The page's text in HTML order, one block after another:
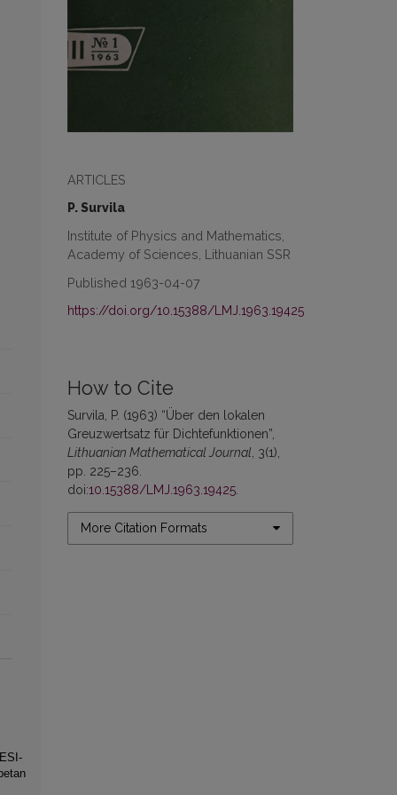
ARTICLES
P. Survila
Institute of Physics and Mathematics,
Academy of Sciences, Lithuanian SSR
Published 1963-04-07
https://doi.org/10.15388/LMJ.1963.19425
How to Cite
Survila, P. (1963) “Über den lokalen
Greuzwertsatz für Dichtefunktionen”,
Lithuanian Mathematical Journal , 3(1),
pp. 225–236.
doi:10.15388/LMJ.1963.19425
More Citation Formats